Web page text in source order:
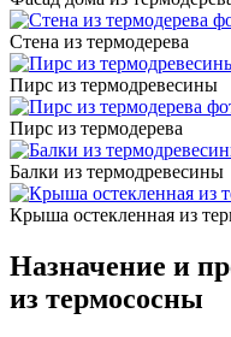
Стена из термодерева
Пирс из термодревесины
Пирс из термодерева
Балки из термодревесины
Крыша остекленная из
Назначение и
из термососны